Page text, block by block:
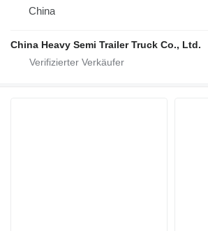
China
China Heavy Semi Trailer Truck Co., Ltd.